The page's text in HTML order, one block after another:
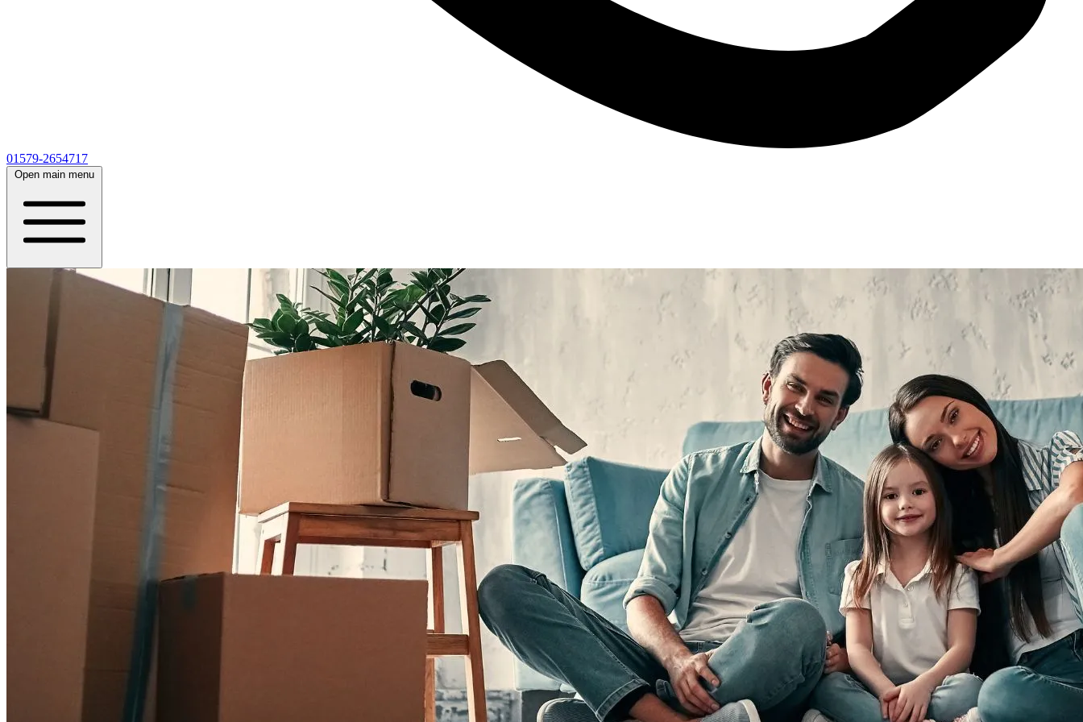
01579-2654717
Open main menu